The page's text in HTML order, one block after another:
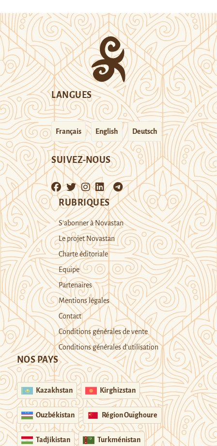
LANGUES
Français English Deutsch
SUIVEZ-NOUS
RUBRIQUES
S’abonner à Novastan
Le projet Novastan
Charte éditoriale
Equipe
Partenaires
Mentions légales
Contact
Conditions générales de vente
Conditions générales d’utilisation
NOS PAYS
Kazakhstan Kirghizstan
Ouzbékistan Région Ouïghoure
Tadjikistan Turkménistan